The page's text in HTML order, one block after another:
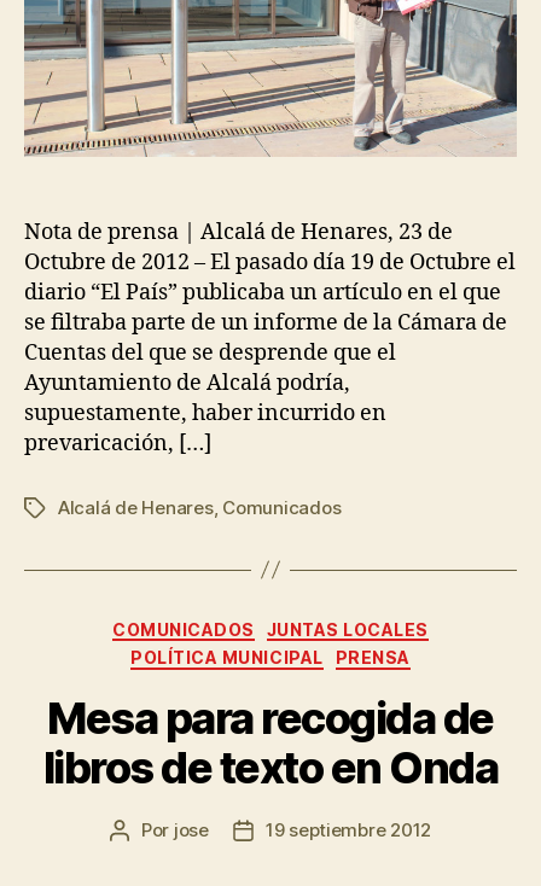
Nota de prensa | Alcalá de Henares, 23 de
Octubre de 2012 – El pasado día 19 de Octubre el
diario “El País” publicaba un artículo en el que
se filtraba parte de un informe de la Cámara de
Cuentas del que se desprende que el
Ayuntamiento de Alcalá podría,
supuestamente, haber incurrido en
prevaricación, […]
Alcalá de Henares, Comunicados
COMUNICADOS
JUNTAS LOCALES
POLÍTICA MUNICIPAL
PRENSA
Mesa para recogida de
libros de texto en Onda
Por jose 19 septiembre 2012